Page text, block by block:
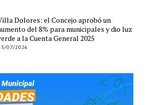
Dolores: el Concejo aprobó un
del 8% para municipales y dio luz
a la Cuenta General 2025
07/2026